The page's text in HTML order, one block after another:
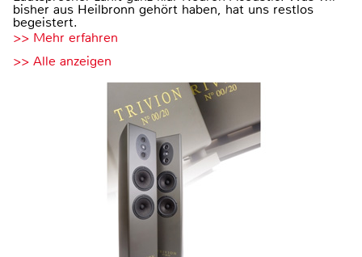
bisher aus Heilbronn gehört haben, hat uns restlos
begeistert.
>> Mehr erfahren
>> Alle anzeigen